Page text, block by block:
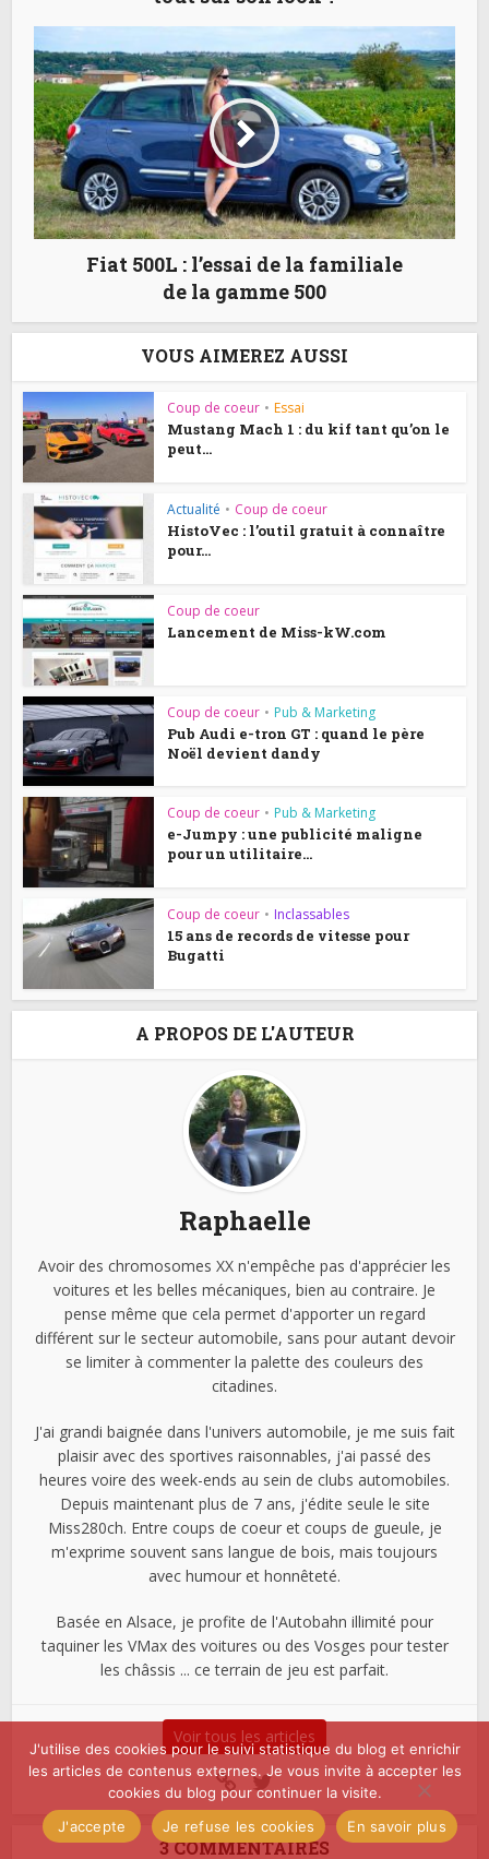
Fiat 500L : l’essai de la familiale
de la gamme 500
VOUS AIMEREZ AUSSI
Coup de coeur • Essai
Mustang Mach 1 : du kif tant qu’on le
peut...
Actualité • Coup de coeur
HistoVec : l’outil gratuit à connaître
pour...
Coup de coeur
Lancement de Miss-kW.com
Coup de coeur • Pub & Marketing
Pub Audi e-tron GT : quand le père
Noël devient dandy
Coup de coeur • Pub & Marketing
e-Jumpy : une publicité maligne
pour un utilitaire...
Coup de coeur • Inclassables
15 ans de records de vitesse pour
Bugatti
A PROPOS DE L'AUTEUR
Raphaelle
Avoir des chromosomes XX n'empêche pas d'apprécier les
voitures et les belles mécaniques, bien au contraire. Je
pense même que cela permet d'apporter un regard
différent sur le secteur automobile, sans pour autant devoir
se limiter à commenter la palette des couleurs des
citadines.
J'ai grandi baignée dans l'univers automobile, je me suis fait
plaisir avec des sportives raisonnables, j'ai passé des
heures voire des week-ends au sein de clubs automobiles.
Depuis maintenant plus de 7 ans, j'édite seule le site
Miss280ch. Entre coups de coeur et coups de gueule, je
m'exprime souvent sans langue de bois, mais toujours
avec humour et honnêteté.
Basée en Alsace, je profite de l'Autobahn illimité pour
taquiner les VMax des voitures ou des Vosges pour tester
les châssis ... ce terrain de jeu est parfait.
Voir tous les articles
3 COMMENTAIRES
J'utilise des cookies pour le suivi statistique du blog et enrichir
les articles de contenus externes. Je vous invite à accepter les
cookies du blog pour continuer la visite.
J'accepte
Je refuse les cookies En savoir plus